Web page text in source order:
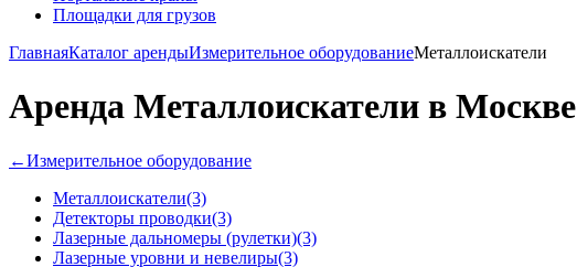
Площадки для грузов
ГлавнаяКаталог арендыИзмерительное оборудованиеМеталлоискатели
Аренда Металлоискатели в Москве
←Измерительное оборудование
Металлоискатели(3)
Детекторы проводки(3)
Лазерные дальномеры (рулетки)(3)
Лазерные уровни и невелиры(3)